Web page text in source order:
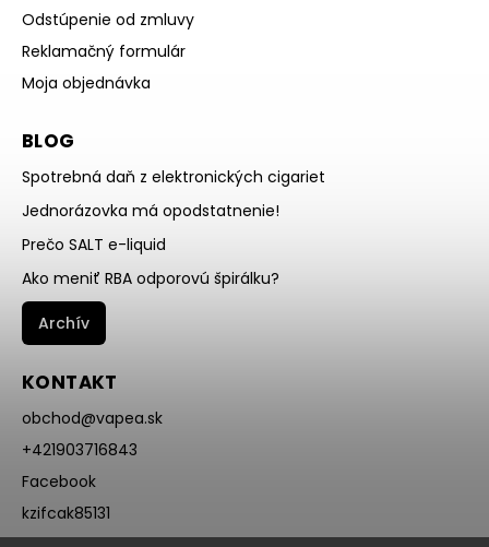
Odstúpenie od zmluvy
Reklamačný formulár
Moja objednávka
BLOG
Spotrebná daň z elektronických cigariet
Jednorázovka má opodstatnenie!
Prečo SALT e-liquid
Ako meniť RBA odporovú špirálku?
Archív
KONTAKT
obchod@vapea.sk
+421903716843
Facebook
kzifcak85131